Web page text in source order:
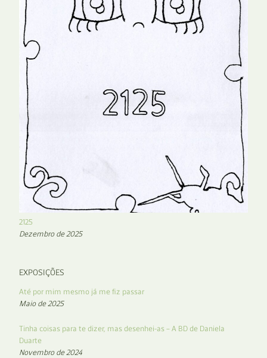
2125
Dezembro de 2025
EXPOSIÇÕES
Até por mim mesmo já me fiz passar
Maio de 2025
Tinha coisas para te dizer, mas desenhei-as – A BD de Daniela
Duarte
Novembro de 2024